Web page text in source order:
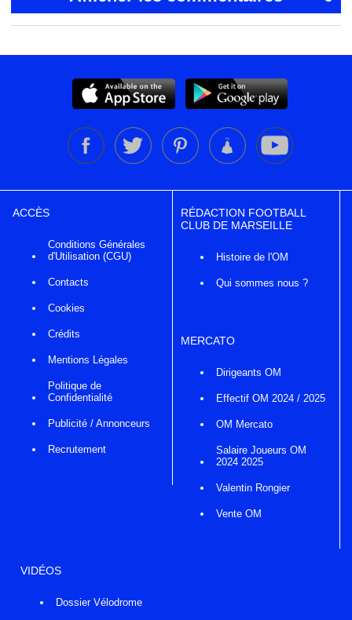
ACCÈS
Conditions Générales
d'Utilisation (CGU)
Contacts
Cookies
Crédits
Mentions Légales
Politique de
Confidentialité
Publicité / Annonceurs
Recrutement
RÉDACTION FOOTBALL
CLUB DE MARSEILLE
Histoire de l'OM
Qui sommes nous ?
MERCATO
Dirigeants OM
Effectif OM 2024 / 2025
OM Mercato
Salaire Joueurs OM
2024 2025
Valentin Rongier
Vente OM
VIDÉOS
Dossier Vélodrome